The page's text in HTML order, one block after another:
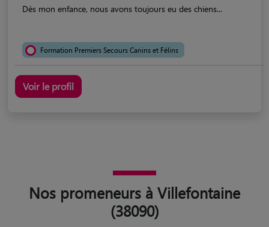
Dès mon enfance, nous avons toujours eu des chiens...
Formation Premiers Secours Canins et Félins
Voir le profil
Nos promeneurs à Villefontaine
(38090)